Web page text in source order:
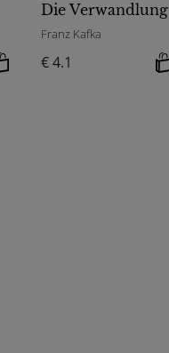
Die Verwandlung
Franz Kafka
€ 4.1